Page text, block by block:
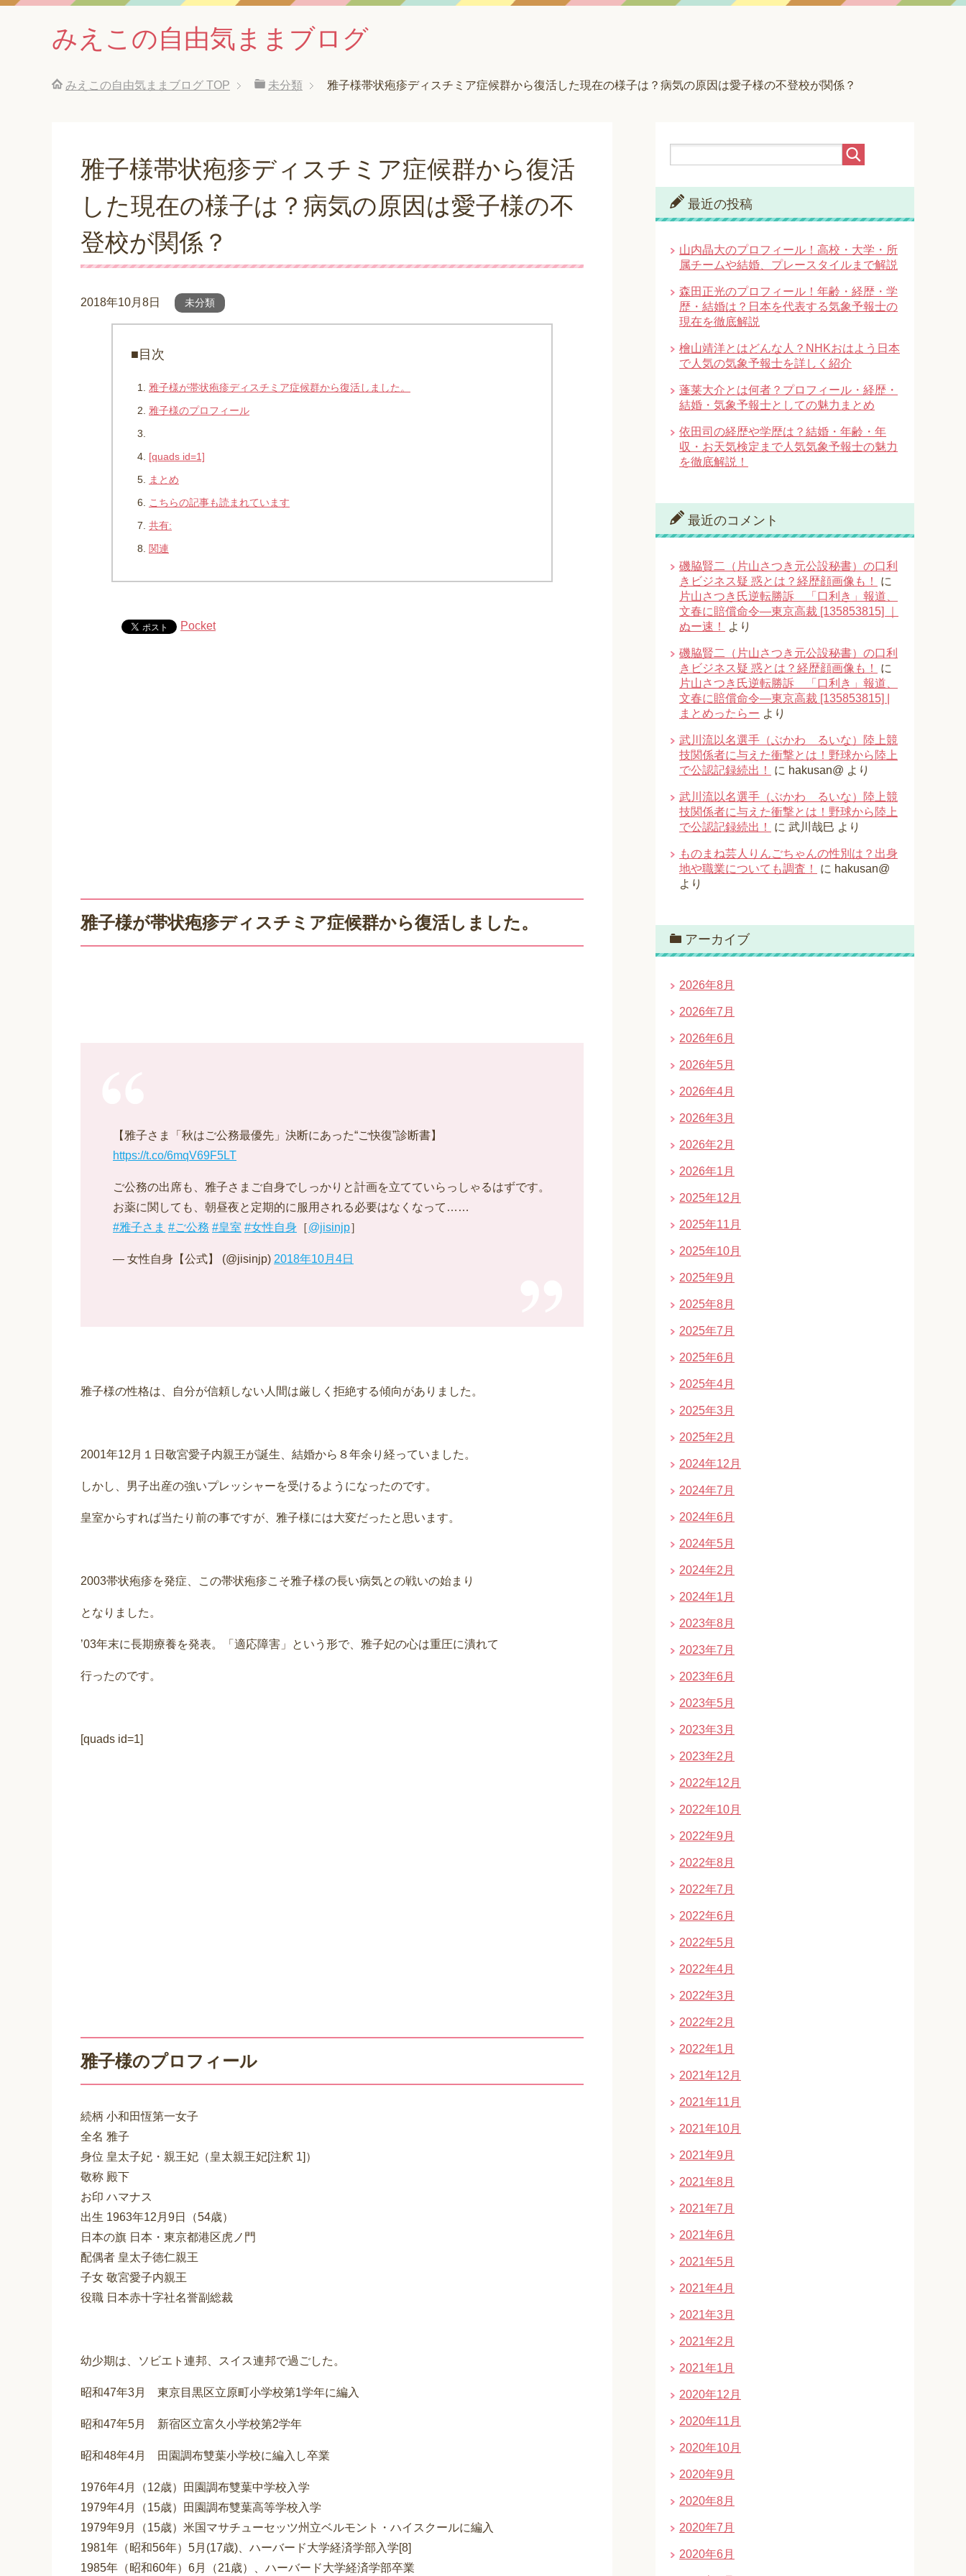
みえこの自由気ままブログ
みえこの自由気ままブログ TOP 未分類 雅子様帯状疱疹ディスチミア症候群から復活した現在の様子は？病気の原因は愛子様の不登校が関係？
雅子様帯状疱疹ディスチミア症候群から復活
した現在の様子は？病気の原因は愛子様の不
登校が関係？
2018年10月8日 未分類
■目次
雅子様が帯状疱疹ディスチミア症候群から復活しました。
雅子様のプロフィール
[quads id=1]
まとめ
こちらの記事も読まれています
共有:
関連
Pocket
雅子様が帯状疱疹ディスチミア症候群から復活しました。
【雅子さま「秋はご公務最優先」決断にあった“ご快復”診断書】
https://t.co/6mqV69F5LT
ご公務の出席も、雅子さまご自身でしっかりと計画を立てていらっしゃるはずです。
お薬に関しても、朝昼夜と定期的に服用される必要はなくなって……
#雅子さま #ご公務 #皇室 #女性自身 ［@jisinjp］
— 女性自身【公式】 (@jisinjp) 2018年10月4日
雅子様の性格は、自分が信頼しない人間は厳しく拒絶する傾向がありました。
2001年12月１日敬宮愛子内親王が誕生、結婚から８年余り経っていました。
しかし、男子出産の強いプレッシャーを受けるようになったのです。
皇室からすれば当たり前の事ですが、雅子様には大変だったと思います。
2003帯状疱疹を発症、この帯状疱疹こそ雅子様の長い病気との戦いの始まり
となりました。
’03年末に長期療養を発表。「適応障害」という形で、雅子妃の心は重圧に潰れて
行ったのです。
[quads id=1]
雅子様のプロフィール
続柄 小和田恆第一女子
全名 雅子
身位 皇太子妃・親王妃（皇太親王妃[注釈 1]）
敬称 殿下
お印 ハマナス
出生 1963年12月9日（54歳）
日本の旗 日本・東京都港区虎ノ門
配偶者 皇太子徳仁親王
子女 敬宮愛子内親王
役職 日本赤十字社名誉副総裁
幼少期は、ソビエト連邦、スイス連邦で過ごした。
昭和47年3月 東京目黒区立原町小学校第1学年に編入
昭和47年5月 新宿区立富久小学校第2学年
昭和48年4月 田園調布雙葉小学校に編入し卒業
1976年4月（12歳）田園調布雙葉中学校入学
1979年4月（15歳）田園調布雙葉高等学校入学
1979年9月（15歳）米国マサチューセッツ州立ベルモント・ハイスクールに編入
1981年（昭和56年）5月(17歳)、ハーバード大学経済学部入学[8]
1985年（昭和60年）6月（21歳）、ハーバード大学経済学部卒業
最近の投稿
山内晶大のプロフィール！高校・大学・所
属チームや結婚、プレースタイルまで解説
森田正光のプロフィール！年齢・経歴・学
歴・結婚は？日本を代表する気象予報士の
現在を徹底解説
檜山靖洋とはどんな人？NHKおはよう日本
で人気の気象予報士を詳しく紹介
蓬莱大介とは何者？プロフィール・経歴・
結婚・気象予報士としての魅力まとめ
依田司の経歴や学歴は？結婚・年齢・年
収・お天気検定まで人気気象予報士の魅力
を徹底解説！
最近のコメント
磯脇賢二（片山さつき元公設秘書）の口利
きビジネス疑 惑とは？経歴顔画像も！
に
片山さつき氏逆転勝訴 「口利き」報道、
文春に賠償命令―東京高裁 [135853815] ｜
ぬー速！
より
磯脇賢二（片山さつき元公設秘書）の口利
きビジネス疑 惑とは？経歴顔画像も！
に
片山さつき氏逆転勝訴 「口利き」報道、
文春に賠償命令―東京高裁 [135853815] |
まとめったらー より
武川流以名選手（ぶかわ るいな）陸上競
技関係者に与えた衝撃とは！野球から陸上
で公認記録続出！
に hakusan@ より
武川流以名選手（ぶかわ るいな）陸上競
技関係者に与えた衝撃とは！野球から陸上
で公認記録続出！
に 武川哉巳 より
ものまね芸人りんごちゃんの性別は？出身
地や職業についても調査！
に hakusan@
より
アーカイブ
2026年8月
2026年7月
2026年6月
2026年5月
2026年4月
2026年3月
2026年2月
2026年1月
2025年12月
2025年11月
2025年10月
2025年9月
2025年8月
2025年7月
2025年6月
2025年4月
2025年3月
2025年2月
2024年12月
2024年7月
2024年6月
2024年5月
2024年2月
2024年1月
2023年8月
2023年7月
2023年6月
2023年5月
2023年3月
2023年2月
2022年12月
2022年10月
2022年9月
2022年8月
2022年7月
2022年6月
2022年5月
2022年4月
2022年3月
2022年2月
2022年1月
2021年12月
2021年11月
2021年10月
2021年9月
2021年8月
2021年7月
2021年6月
2021年5月
2021年4月
2021年3月
2021年2月
2021年1月
2020年12月
2020年11月
2020年10月
2020年9月
2020年8月
2020年7月
2020年6月